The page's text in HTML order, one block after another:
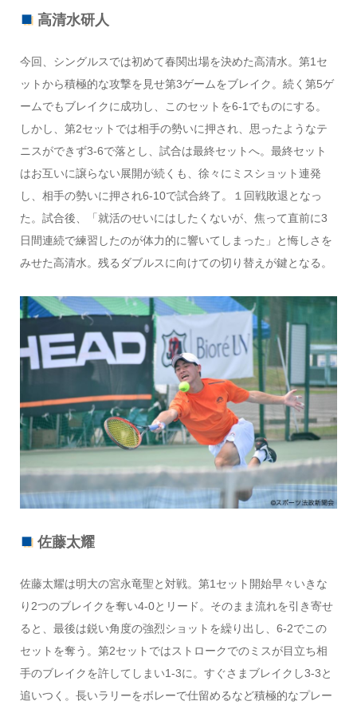
高清水研人
今回、シングルスでは初めて春関出場を決めた高清水。第1セ
ットから積極的な攻撃を見せ第3ゲームをブレイク。続く第5ゲ
ームでもブレイクに成功し、このセットを6-1でものにする。
しかし、第2セットでは相手の勢いに押され、思ったようなテ
ニスができず3-6で落とし、試合は最終セットへ。最終セット
はお互いに譲らない展開が続くも、徐々にミスショット連発
し、相手の勢いに押され6-10で試合終了。１回戦敗退となっ
た。試合後、「就活のせいにはしたくないが、焦って直前に3
日間連続で練習したのが体力的に響いてしまった」と悔しさを
みせた高清水。残るダブルスに向けての切り替えが鍵となる。
佐藤太耀
佐藤太耀は明大の宮永竜聖と対戦。第1セット開始早々いきな
り2つのブレイクを奪い4-0とリード。そのまま流れを引き寄せ
ると、最後は鋭い角度の強烈ショットを繰り出し、6-2でこの
セットを奪う。第2セットではストロークでのミスが目立ち相
手のブレイクを許してしまい1-3に。すぐさまブレイクし3-3と
追いつく。長いラリーをボレーで仕留めるなど積極的なプレー